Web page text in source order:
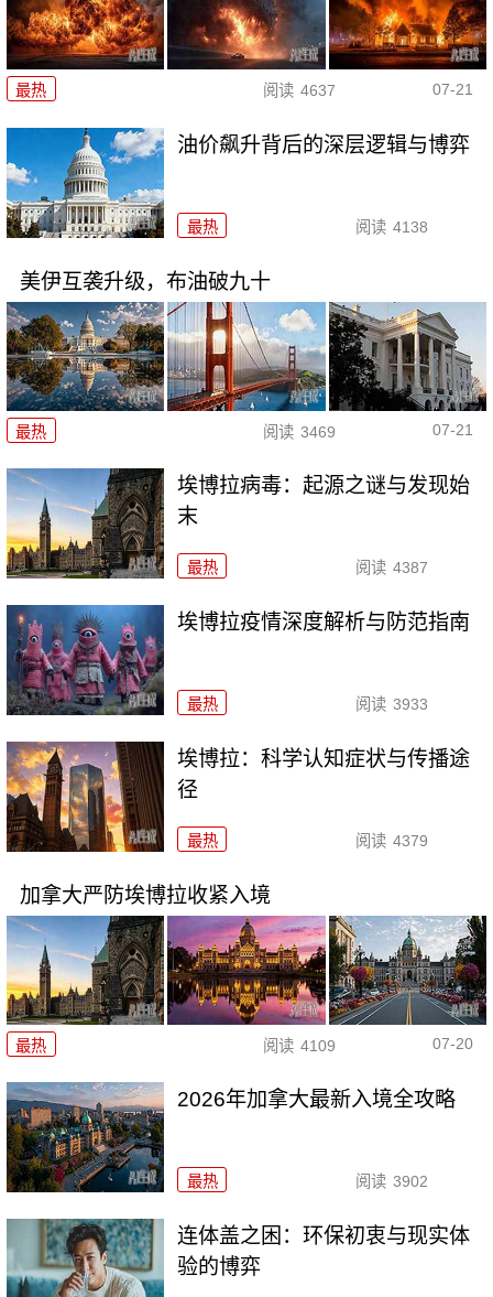
最热 阅读 4637 07-21
油价飙升背后的深层逻辑与博弈
最热 阅读 4138
美伊互袭升级，布油破九十
最热 阅读 3469 07-21
埃博拉病毒：起源之谜与发现始
末
最热 阅读 4387
埃博拉疫情深度解析与防范指南
最热 阅读 3933
埃博拉：科学认知症状与传播途
径
最热 阅读 4379
加拿大严防埃博拉收紧入境
最热 阅读 4109 07-20
2026年加拿大最新入境全攻略
最热 阅读 3902
连体盖之困：环保初衷与现实体
验的博弈